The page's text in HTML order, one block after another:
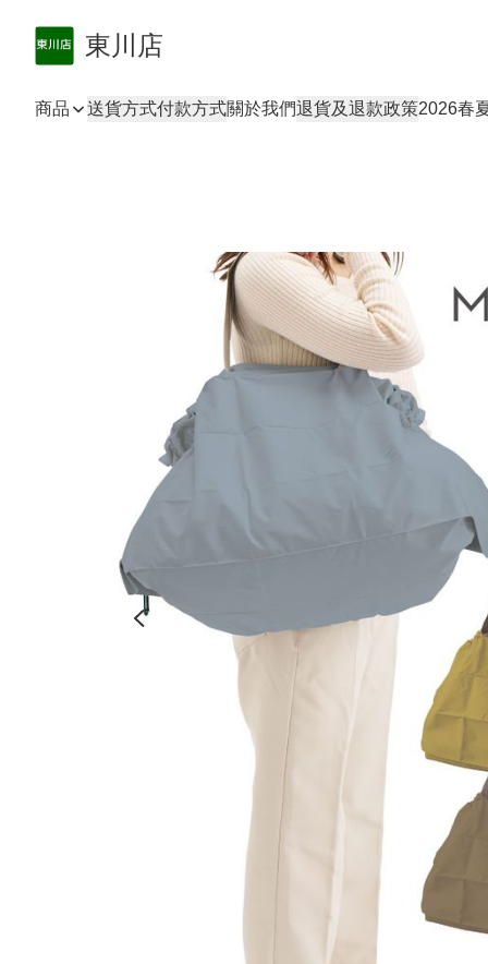
東川店
商品 送貨方式付款方式關於我們退貨及退款政策2026春